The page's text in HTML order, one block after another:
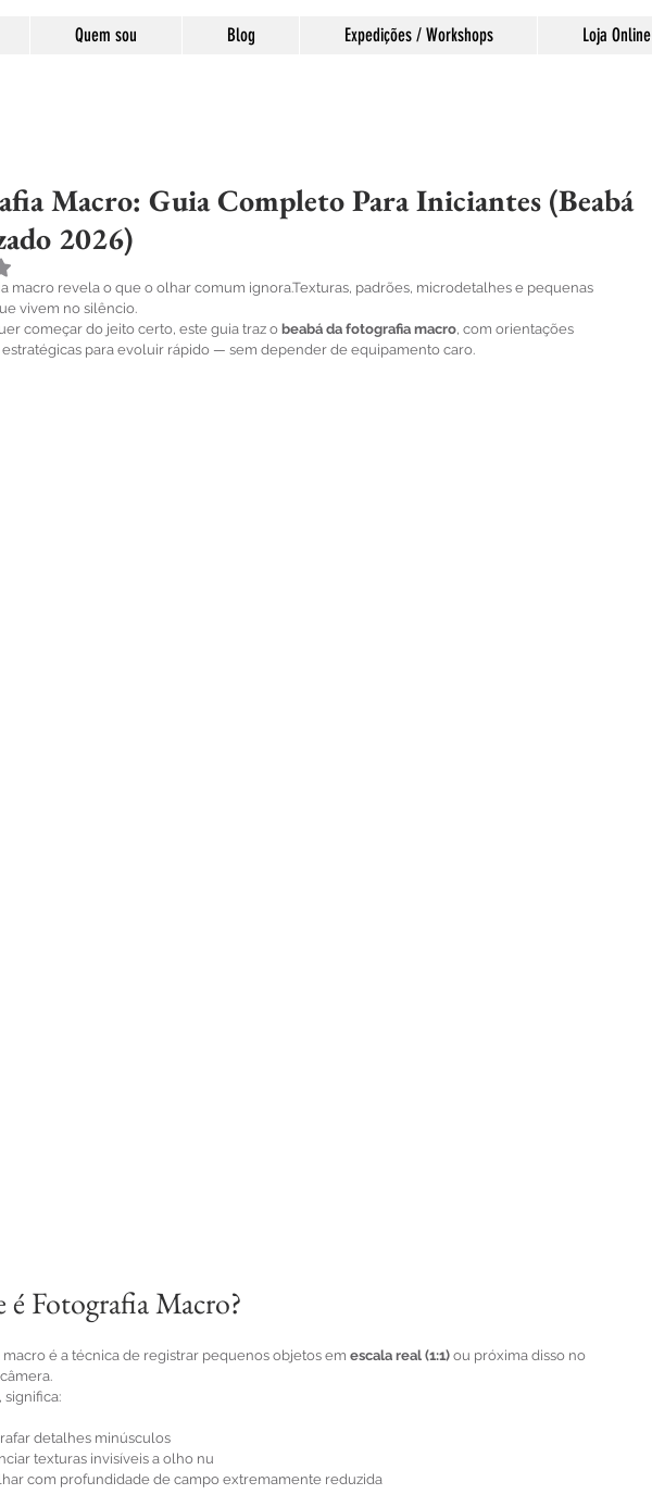
Quem sou Blog Expedições / Workshops Loja Online
Macro: Guia Completo Para Iniciantes (Beabá
2026)
com NaN de 5 estrelas.
macro revela o que o olhar comum ignora.Texturas, padrões, microdetalhes e pequenas
vivem no silêncio.
começar do jeito certo, este guia traz o beabá da fotografia macro, com orientações
estratégicas para evoluir rápido — sem depender de equipamento caro.
é Fotografia Macro?
macro é a técnica de registrar pequenos objetos em escala real (1:1) ou próxima disso no
significa:
detalhes minúsculos
texturas invisíveis a olho nu
com profundidade de campo extremamente reduzida